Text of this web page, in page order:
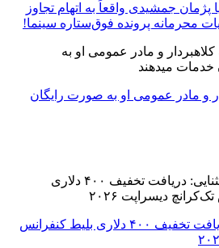
پژمان جمشیدی واقعاً به اتهام تجاوز
محرمانه پرونده فوق‌ستاره سینما!
و مادر عمومی او به صورت رایگان
فرصت استثنایی: دریافت تخفیف ۴۰۰ دلاری بلیط کنفرانس